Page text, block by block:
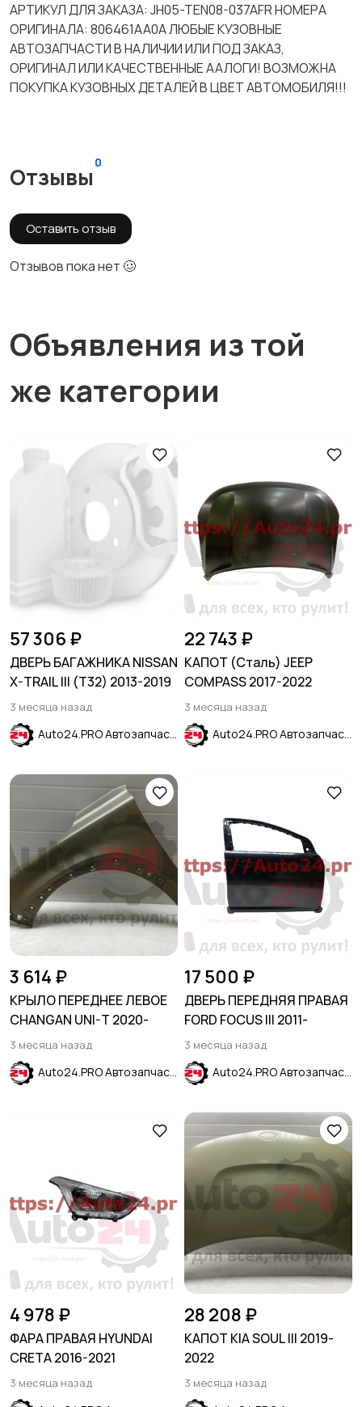
АРТИКУЛ ДЛЯ ЗАКАЗА: JH05-TEN08-037AFR НОМЕРА
ОРИГИНАЛА: 806461AA0A ЛЮБЫЕ КУЗОВНЫЕ
АВТОЗАПЧАСТИ В НАЛИЧИИ ИЛИ ПОД ЗАКАЗ,
ОРИГИНАЛ ИЛИ КАЧЕСТВЕННЫЕ ААЛОГИ! ВОЗМОЖНА
ПОКУПКА КУЗОВНЫХ ДЕТАЛЕЙ В ЦВЕТ АВТОМОБИЛЯ!!!
Отзывы
0
Оставить отзыв
Отзывов пока нет 🥴
Объявления из той
же категории
57 306 ₽
ДВЕРЬ БАГАЖНИКА NISSAN
X-TRAIL III (Т32) 2013-2019
3 месяца назад
Auto24.PRO Автозапчасти
22 743 ₽
КАПОТ (Сталь) JEEP
COMPASS 2017-2022
3 месяца назад
Auto24.PRO Автозапчасти
3 614 ₽
КРЫЛО ПЕРЕДНЕЕ ЛЕВОЕ
CHANGAN UNI-T 2020-
3 месяца назад
Auto24.PRO Автозапчасти
17 500 ₽
ДВЕРЬ ПЕРЕДНЯЯ ПРАВАЯ
FORD FOCUS III 2011-
3 месяца назад
Auto24.PRO Автозапчасти
4 978 ₽
ФАРА ПРАВАЯ HYUNDAI
CRETA 2016-2021
3 месяца назад
28 208 ₽
КАПОТ KIA SOUL III 2019-
2022
3 месяца назад